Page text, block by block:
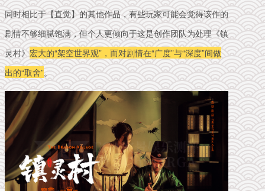
同时相比于【直觉】的其他作品，有些玩家可能会觉得该作的
剧情不够细腻饱满，但个人更倾向于这是创作团队为处理《镇
灵村》宏大的“架空世界观”，而对剧情在“广度”与“深度”间做
出的“取舍”。